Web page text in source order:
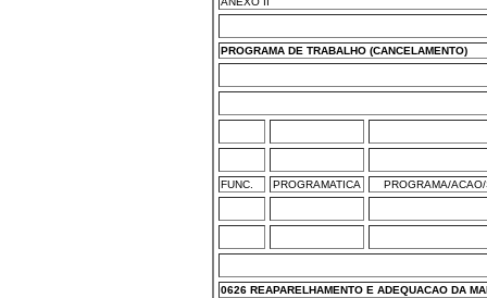
PROGRAMA DE TRABALHO (CANCELAMENTO)
FUNC. PROGRAMATICA PROGRAMA/
0626 REAPARELHAMENTO E ADEQUACAO DA